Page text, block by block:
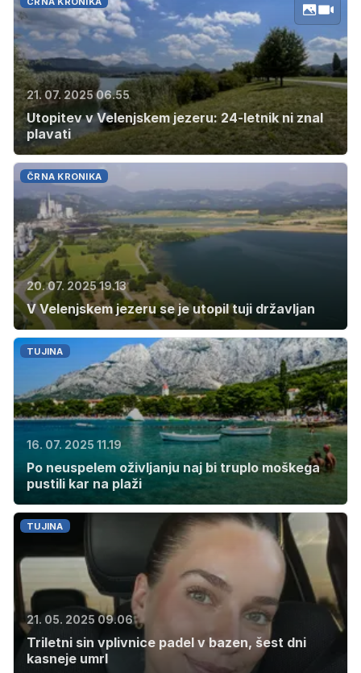
21. 07. 2025 06.55
Utopitev v Velenjskem jezeru: 24-letnik ni znal
plavati
ČRNA KRONIKA
20. 07. 2025 19.13
V Velenjskem jezeru se je utopil tuji državljan
TUJINA
16. 07. 2025 11.19
Po neuspelem oživljanju naj bi truplo moškega
pustili kar na plaži
TUJINA
21. 05. 2025 09.06
Triletni sin vplivnice padel v bazen, šest dni
kasneje umrl